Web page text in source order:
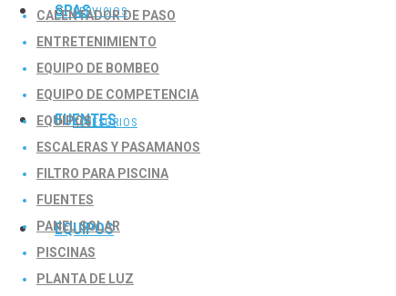
SERVICIOS
ACCESORIOS
SPAS
FUENTES
EQUIPOS
CALENTADOR DE PASO
ENTRETENIMIENTO
EQUIPO DE BOMBEO
EQUIPO DE COMPETENCIA
EQUIPOS
ESCALERAS Y PASAMANOS
FILTRO PARA PISCINA
FUENTES
PANEL SOLAR
PISCINAS
PLANTA DE LUZ